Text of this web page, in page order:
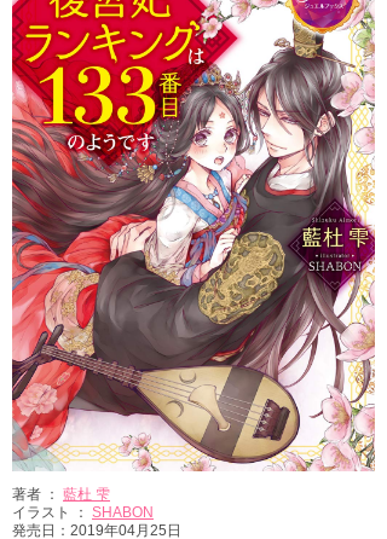
著者 ： 藍杜 雫
イラスト ： SHABON
発売日：2019年04月25日